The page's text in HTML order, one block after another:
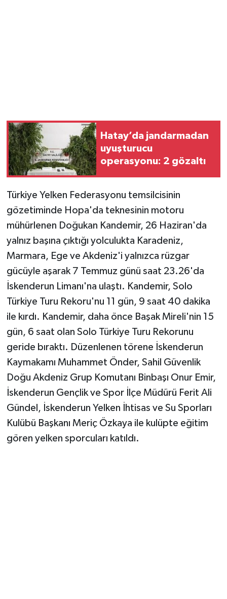
Hatay’da jandarmadan
uyuşturucu
operasyonu: 2 gözaltı
Türkiye Yelken Federasyonu temsilcisinin
gözetiminde Hopa'da teknesinin motoru
mühürlenen Doğukan Kandemir, 26 Haziran'da
yalnız başına çıktığı yolculukta Karadeniz,
Marmara, Ege ve Akdeniz'i yalnızca rüzgar
gücüyle aşarak 7 Temmuz günü saat 23.26'da
İskenderun Limanı'na ulaştı. Kandemir, Solo
Türkiye Turu Rekoru'nu 11 gün, 9 saat 40 dakika
ile kırdı. Kandemir, daha önce Başak Mireli'nin 15
gün, 6 saat olan Solo Türkiye Turu Rekorunu
geride bıraktı. Düzenlenen törene İskenderun
Kaymakamı Muhammet Önder, Sahil Güvenlik
Doğu Akdeniz Grup Komutanı Binbaşı Onur Emir,
İskenderun Gençlik ve Spor İlçe Müdürü Ferit Ali
Gündel, İskenderun Yelken İhtisas ve Su Sporları
Kulübü Başkanı Meriç Özkaya ile kulüpte eğitim
gören yelken sporcuları katıldı.
Seri İlan
Siyaset
Sokak Hayvanlarını Sahiplendirme
Sonsöz Özel
Spor
Vasıta